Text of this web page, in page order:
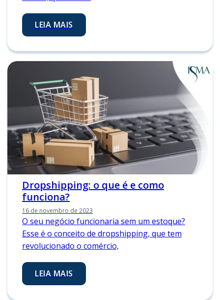
LEIA MAIS
Dropshipping: o que é e como
funciona?
16 de novembro de 2023
O seu negócio funcionaria sem um estoque?
Esse é o conceito de dropshipping, que tem
revolucionado o comércio,
LEIA MAIS